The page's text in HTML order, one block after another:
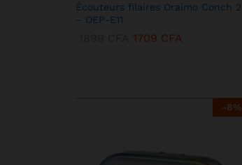
Écouteurs filaires Oraimo Conch 2
– OEP-E11
1709 CFA
-8%